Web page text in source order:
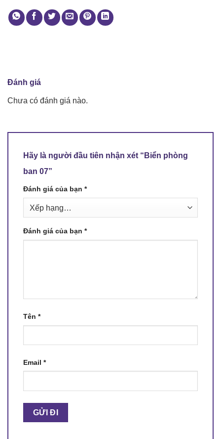
Đánh giá
Chưa có đánh giá nào.
Hãy là người đầu tiên nhận xét “Biển phòng
ban 07”
Đánh giá của bạn *
Đánh giá của bạn *
Tên *
Email *